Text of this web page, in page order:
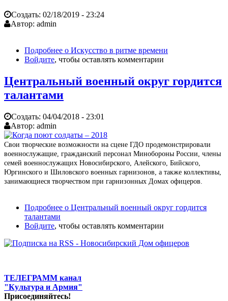
Создать: 02/18/2019 - 23:24
Автор: admin
Подробнее о Искусство в ритме времени
Войдите, чтобы оставлять комментарии
Центральный военный округ гордится
талантами
Создать: 04/04/2018 - 23:01
Автор: admin
Свои творческие возможности на сцене ГДО продемонстрировали
военнослужащие, гражданский персонал Минобороны России, члены
семей военнослужащих Новосибирского, Алейского, Бийского,
Юргинского и Шиловского военных гарнизонов, а также коллективы,
занимающиеся творчеством при гарнизонных Домах офицеров.
Подробнее о Центральный военный округ гордится
талантами
Войдите, чтобы оставлять комментарии
ТЕЛЕГРАММ канал
"Культура и Армия"
Присоединяйтесь!